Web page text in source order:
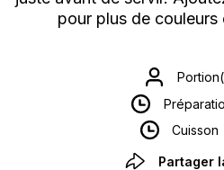
pour plus de couleurs
Cuisson
Partager